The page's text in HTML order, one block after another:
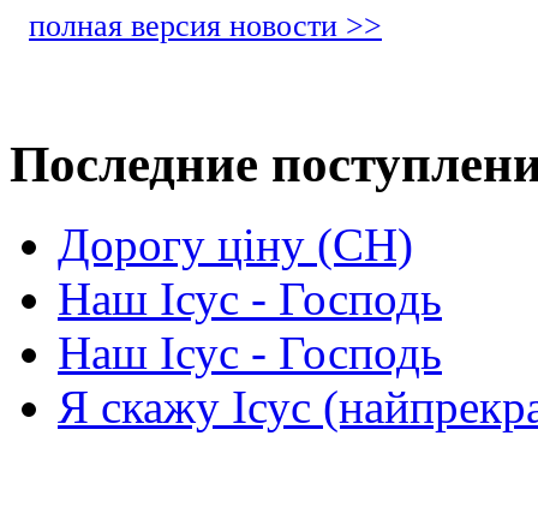
полная версия новости >>
Последние
Дорогу ціну (СН)
Наш Ісус - Господь
Наш Ісус - Господь
Я скажу Ісус